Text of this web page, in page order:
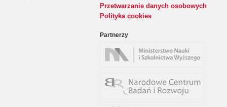
Przetwarzanie danych osobowych
Polityka cookies
Partnerzy